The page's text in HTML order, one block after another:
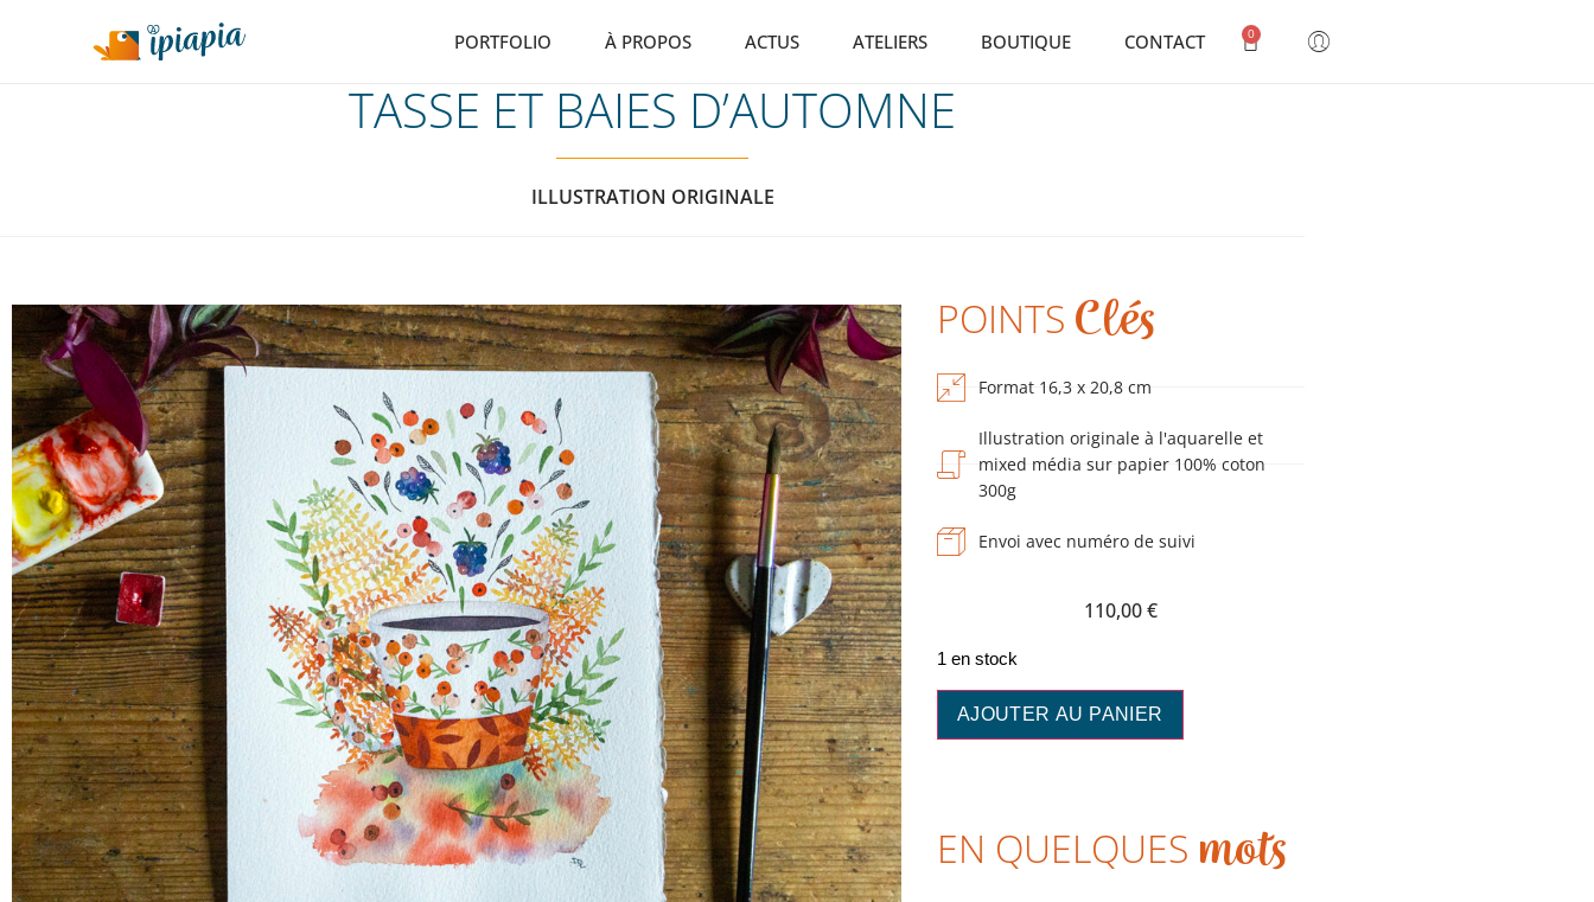
PORTFOLIO À PROPOS ACTUS ATELIERS BOUTIQUE CONTACT 0
TASSE ET BAIES D’AUTOMNE
ILLUSTRATION ORIGINALE
POINTS Clés
Format 16,3 x 20,8 cm
Illustration originale à l'aquarelle et
mixed média sur papier 100% coton
300g
Envoi avec numéro de suivi
110,00€
1 en stock
AJOUTER AU PANIER
EN QUELQUES mots